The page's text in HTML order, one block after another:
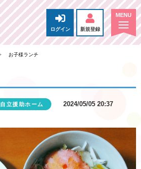
ログイン 新規登録
お子様ランチ
自立援助ホーム 2024/05/05 20:37